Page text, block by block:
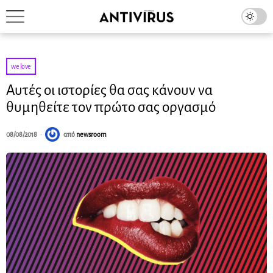
we love
Αυτές οι ιστορίες θα σας κάνουν να
θυμηθείτε τον πρώτο σας οργασμό
08/08/2018 από newsroom